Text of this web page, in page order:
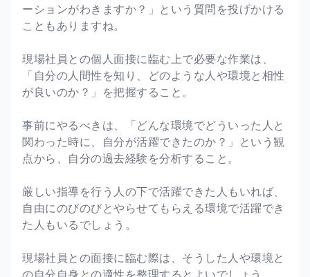
ーションがわきますか？」という質問を投げかける
こともありますね。
現場社員との個人面接に臨む上で必要な作業は、
「自分の人間性を知り、どのような人や環境と相性
が良いのか？」を把握すること。
事前にやるべきは、「どんな環境でどういった人と
関わった時に、自分が活躍できたのか？」という観
点から、自分の過去経験を分析すること。
厳しい指導を行う人の下で活躍できた人もいれば、
自由にのびのびとやらせてもらえる環境で活躍でき
た人もいるでしょう。
現場社員との面接に臨む際は、そうした人や環境と
の自分自身との適性を整理するとよいでしょう。